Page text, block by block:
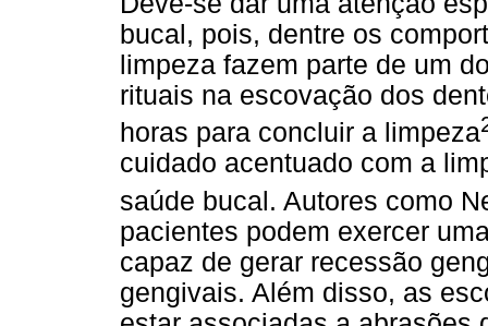
bucal, pois, dentre os
limpeza fazem parte de um
rituais na escovação dos
horas para concluir a limpeza
cuidado acentuado com a
saúde bucal. Autores como
pacientes podem exercer
capaz de gerar recessão
gengivais. Além disso, as